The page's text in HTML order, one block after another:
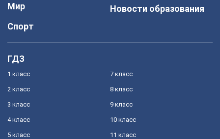
Мир
Спорт
Новости образования
ГДЗ
1 класс
2 класс
3 класс
4 класс
5 класс
7 класс
8 класс
9 класс
10 класс
11 класс